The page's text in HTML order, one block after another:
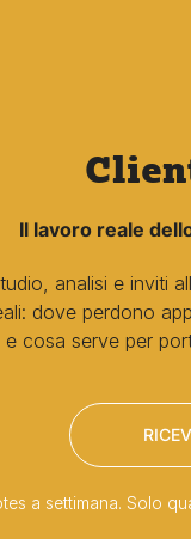
Il lavoro reale
analisi e inviti
dove perdono
e cosa serve per
a settimana. Solo